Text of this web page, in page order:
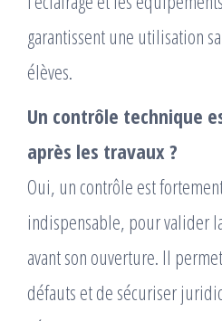
garantissent une utilisation
élèves.
Un contrôle technique
après les travaux ?
Oui, un contrôle est
indispensable, pour valider
avant son ouverture. Il
défauts et de sécuriser